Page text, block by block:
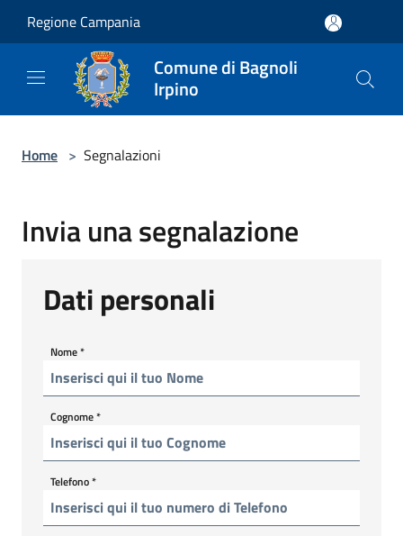
Regione Campania
Comune di Bagnoli
Irpino
Home > Segnalazioni
Invia una segnalazione
Dati personali
Nome*
Cognome*
Telefono*